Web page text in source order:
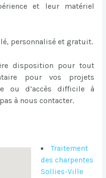
et leur matériel
personnalisé et gratuit.
disposition pour tout
pour vos projets
ou d’accès difficile à
à nous contacter.
Traitement
des charpentes
Sollies-Ville